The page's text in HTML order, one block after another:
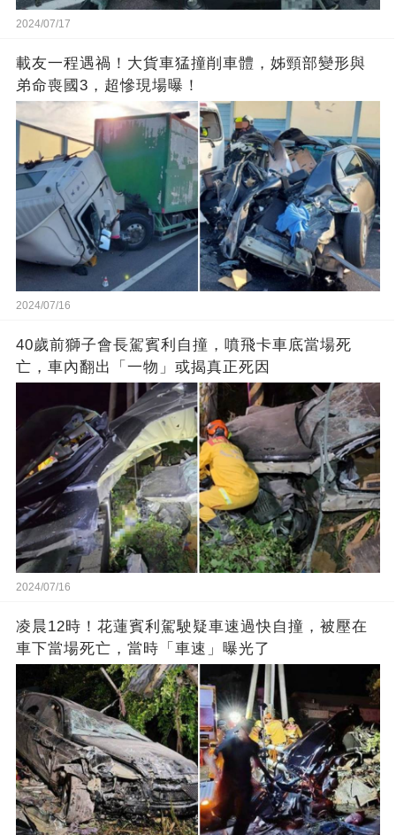
2024/07/17
載友一程遇禍！大貨車猛撞削車體，姊頸部變形與
弟命喪國3，超慘現場曝！
2024/07/16
40歲前獅子會長駕賓利自撞，噴飛卡車底當場死
亡，車內翻出「一物」或揭真正死因
2024/07/16
凌晨12時！花蓮賓利駕駛疑車速過快自撞，被壓在
車下當場死亡，當時「車速」曝光了